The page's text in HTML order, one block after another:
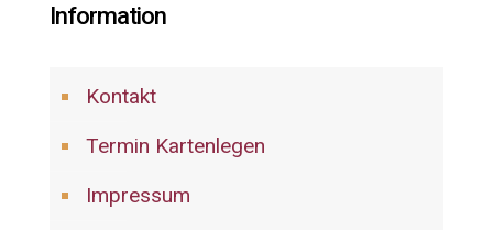
Information
Kontakt
Termin Kartenlegen
Impressum